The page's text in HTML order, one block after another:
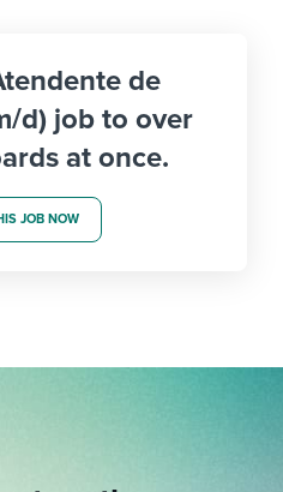
de
d) job to over
at once.
JOB NOW